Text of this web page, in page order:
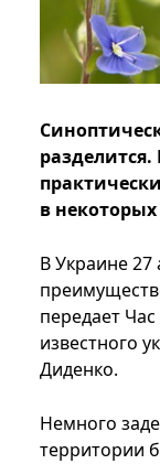
в
В Украине 27
передает
известного
Диденко.
Немного
территории